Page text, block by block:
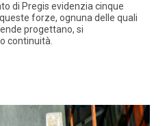
di Pregis evidenzia cinque
forze, ognuna delle quali
progettano, si
continuità.